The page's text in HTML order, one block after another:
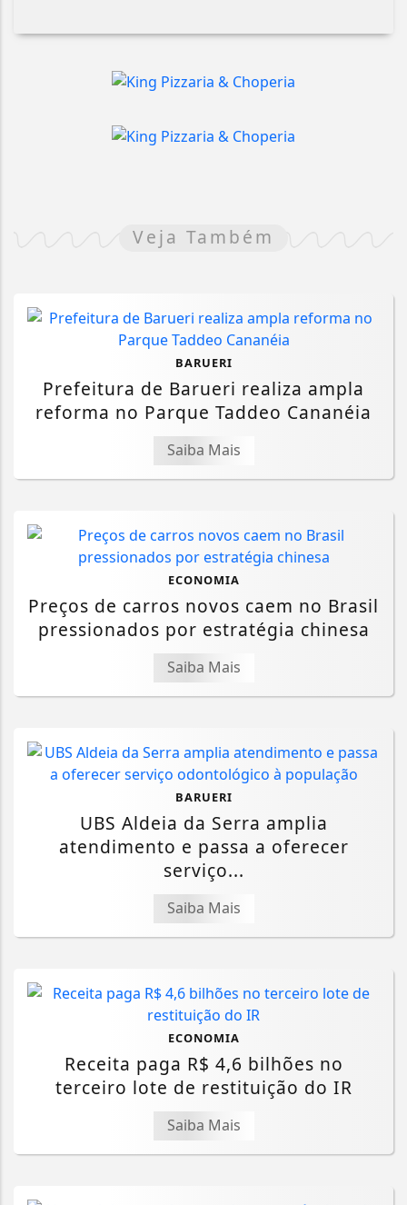
Veja Também
BARUERI
Prefeitura de Barueri realiza ampla
reforma no Parque Taddeo Cananéia
Saiba Mais
ECONOMIA
Preços de carros novos caem no Brasil
pressionados por estratégia chinesa
Saiba Mais
BARUERI
UBS Aldeia da Serra amplia
atendimento e passa a oferecer
serviço...
Saiba Mais
ECONOMIA
Receita paga R$ 4,6 bilhões no
terceiro lote de restituição do IR
Saiba Mais